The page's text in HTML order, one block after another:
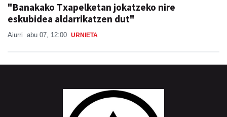
"Banakako Txapelketan jokatzeko nire
eskubidea aldarrikatzen dut"
Aiurri abu 07, 12:00 URNIETA